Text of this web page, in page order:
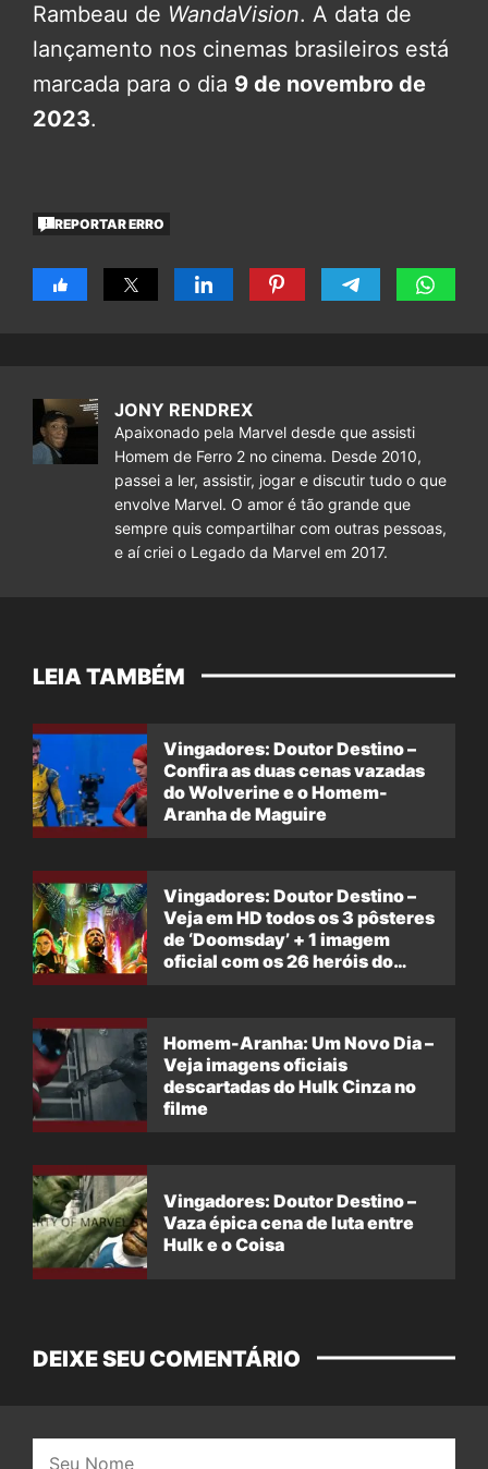
Rambeau de WandaVision. A data de
lançamento nos cinemas brasileiros está
marcada para o dia 9 de novembro de
2023.
REPORTAR ERRO
JONY RENDREX
Apaixonado pela Marvel desde que assisti
Homem de Ferro 2 no cinema. Desde 2010,
passei a ler, assistir, jogar e discutir tudo o que
envolve Marvel. O amor é tão grande que
sempre quis compartilhar com outras pessoas,
e aí criei o Legado da Marvel em 2017.
LEIA TAMBÉM
Vingadores: Doutor Destino –
Confira as duas cenas vazadas
do Wolverine e o Homem-
Aranha de Maguire
Vingadores: Doutor Destino –
Veja em HD todos os 3 pôsteres
de ‘Doomsday’ + 1 imagem
oficial com os 26 heróis do
Homem-Aranha: Um Novo Dia –
Veja imagens oficiais
descartadas do Hulk Cinza no
filme
Vingadores: Doutor Destino –
Vaza épica cena de luta entre
Hulk e o Coisa
DEIXE SEU COMENTÁRIO